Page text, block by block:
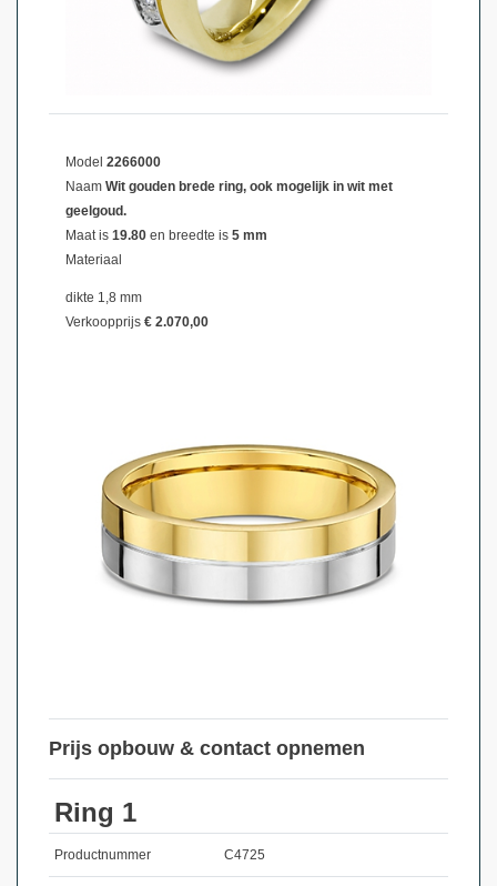
Model 2266000
Naam Wit gouden brede ring, ook mogelijk in wit met
geelgoud.
Maat is 19.80 en breedte is 5 mm
Materiaal
dikte 1,8 mm
Verkoopprijs € 2.070,00
Prijs opbouw & contact opnemen
Ring 1
Productnummer C4725